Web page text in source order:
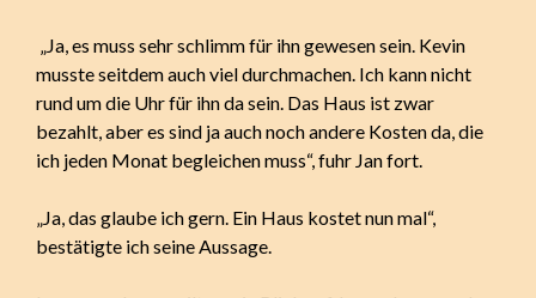
„Ja, es muss sehr schlimm für ihn gewesen sein. Kevin
musste seitdem auch viel durchmachen. Ich kann nicht
rund um die Uhr für ihn da sein. Das Haus ist zwar
bezahlt, aber es sind ja auch noch andere Kosten da, die
ich jeden Monat begleichen muss“, fuhr Jan fort.
„Ja, das glaube ich gern. Ein Haus kostet nun mal“,
bestätigte ich seine Aussage.